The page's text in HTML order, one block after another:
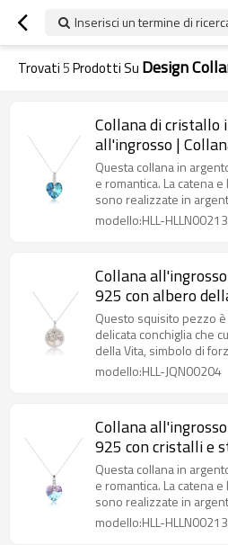
Inserisci un termine di
Trovati5Prodotti Su Design
Collana di cristallo
all'ingrosso |
strass per donna
Questa collana in
e romantica. La catena
sono realizzate in
e resistente
modello:HLL-HLLN00213
Collana
925 con albero
argento squisita
Questo squisito pezzo
delicata conchiglia che
della Vita, simbolo di
equilibrio della natura.
modello:HLL-JQN00204
Collana
925 con cristalli e
collana con
donna
Questa collana in
e romantica. La catena
sono realizzate in
e resistente
modello:HLL-HLLN00213